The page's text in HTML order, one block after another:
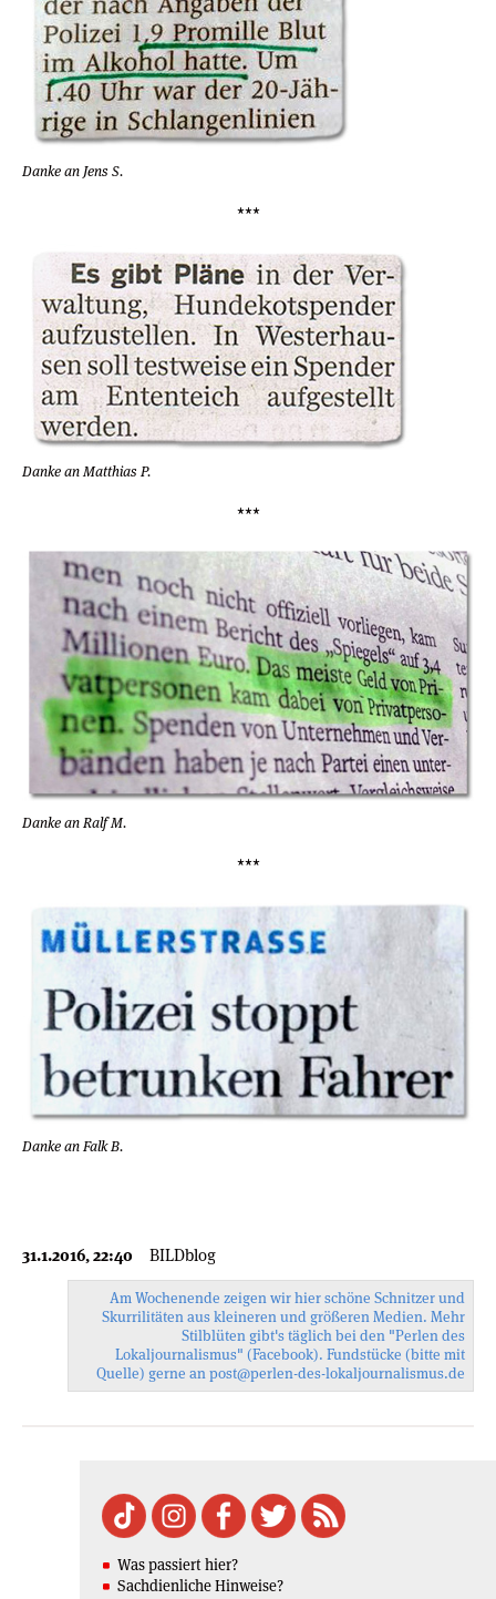
Danke an Jens S.
***
Danke an Matthias P.
***
Danke an Ralf M.
***
Danke an Falk B.
31.1.2016, 22:40 BILDblog
Am Wochenende zeigen wir hier schöne Schnitzer und
Skurrilitäten aus kleineren und größeren Medien. Mehr
Stilblüten gibt's täglich bei den "Perlen des
Lokaljournalismus" (Facebook). Fundstücke (bitte mit
Quelle) gerne anpost@perlen-des-lokaljournalismus.de
Was passiert hier?
Sachdienliche Hinweise?